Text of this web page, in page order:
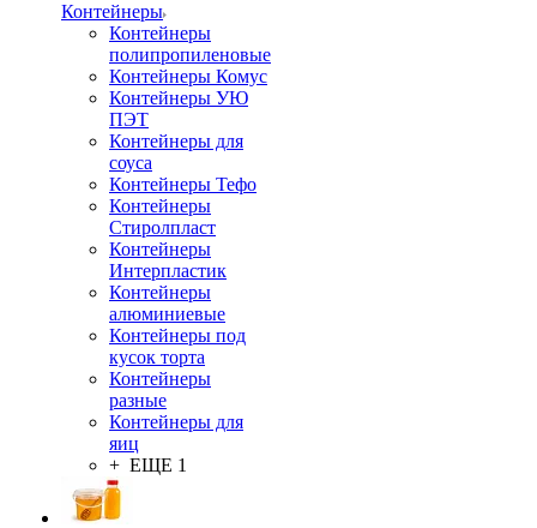
Контейнеры
Контейнеры
полипропиленовые
Контейнеры Комус
Контейнеры УЮ
ПЭТ
Контейнеры для
соуса
Контейнеры Тефо
Контейнеры
Стиролпласт
Контейнеры
Интерпластик
Контейнеры
алюминиевые
Контейнеры под
кусок торта
Контейнеры
разные
Контейнеры для
яиц
+ ЕЩЕ 1